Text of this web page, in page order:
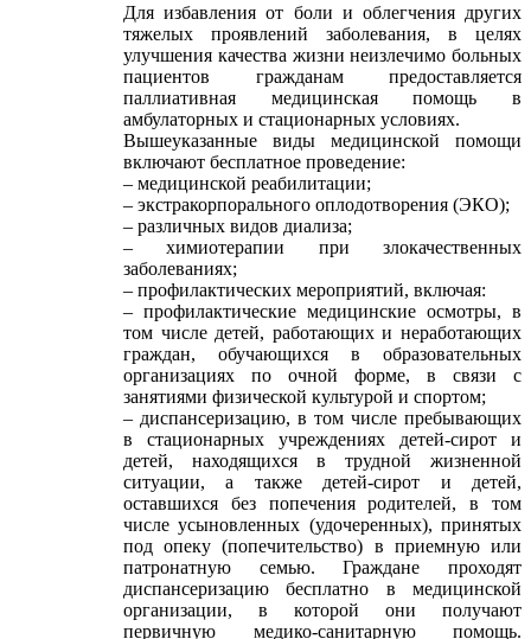
Для избавления от боли и облегчения других
тяжелых проявлений заболевания, в целях
улучшения качества жизни неизлечимо больных
пациентов гражданам предоставляется
паллиативная медицинская помощь в
амбулаторных и стационарных условиях.
Вышеуказанные виды медицинской помощи
включают бесплатное проведение:
– медицинской реабилитации;
– экстракорпорального оплодотворения (ЭКО);
– различных видов диализа;
– химиотерапии при злокачественных
заболеваниях;
– профилактических мероприятий, включая:
– профилактические медицинские осмотры, в
том числе детей, работающих и неработающих
граждан, обучающихся в образовательных
организациях по очной форме, в связи с
занятиями физической культурой и спортом;
– диспансеризацию, в том числе пребывающих
в стационарных учреждениях детей-сирот и
детей, находящихся в трудной жизненной
ситуации, а также детей-сирот и детей,
оставшихся без попечения родителей, в том
числе усыновленных (удочеренных), принятых
под опеку (попечительство) в приемную или
патронатную семью. Граждане проходят
диспансеризацию бесплатно в медицинской
организации, в которой они получают
первичную медико-санитарную помощь.